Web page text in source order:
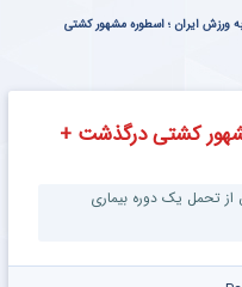
زانودرد
قرص
راه
وقتی
درمان
ورزش ایران ؛ اسطوره مشهور کشتی
کشتی درگذشت +
تحمل یک دوره بیماری